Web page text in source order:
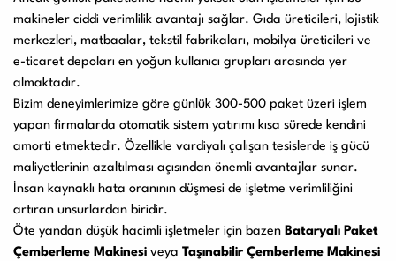
makineler ciddi verimlilik avantajı sağlar. Gıda üreticileri, lojistik
merkezleri, matbaalar, tekstil fabrikaları, mobilya üreticileri ve
e-ticaret depoları en yoğun kullanıcı grupları arasında yer
almaktadır.
Bizim deneyimlerimize göre günlük 300-500 paket üzeri işlem
yapan firmalarda otomatik sistem yatırımı kısa sürede kendini
amorti etmektedir. Özellikle vardiyalı çalışan tesislerde iş gücü
maliyetlerinin azaltılması açısından önemli avantajlar sunar.
İnsan kaynaklı hata oranının düşmesi de işletme verimliliğini
artıran unsurlardan biridir.
Öte yandan düşük hacimli işletmeler için bazen Bataryalı Paket
Çemberleme Makinesi veya Taşınabilir Çemberleme Makinesi